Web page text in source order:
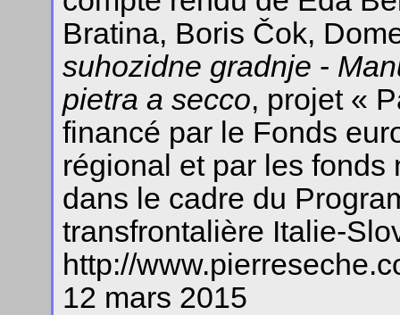
Bratina, Boris Čok,
suhozidne gradnje -
pietra a secco, projet «
financé par le Fonds
régional et par les
dans le cadre du
transfrontalière Italie-
http://
12 mars 2015